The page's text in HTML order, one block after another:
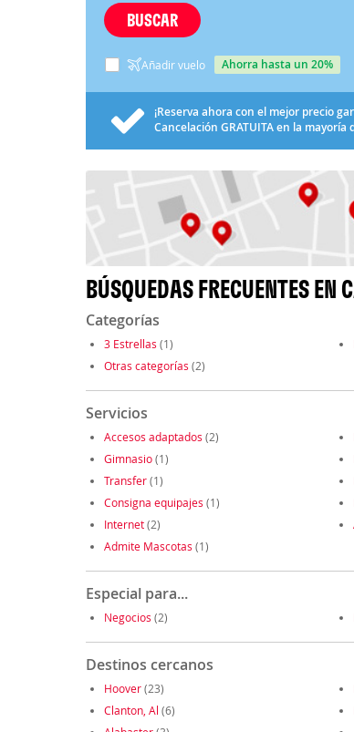
BUSCAR
Añadir vuelo ahorra hasta un 20%
¡Reserva ahora con el mejor precio
Cancelación GRATUITAen la mayoría
BÚSQUEDAS FRECUENTES EN
Categorías
3 Estrellas (1)
Otras categorías (2)
Servicios
Accesos adaptados (2)
Gimnasio(1)
Transfer(1)
Consigna equipajes (1)
Internet(2)
Admite Mascotas (1)
Especial para...
Negocios (2)
Destinos cercanos
Hoover(23)
Clanton, Al (6)